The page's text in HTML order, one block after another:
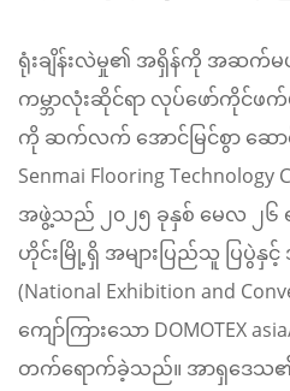
ရုံးချိန်းလဲမှု၏ အရှိန်ကို အဆက်မပ
ကမ္ဘာလုံးဆိုင်ရာ လုပ်ဖော်ကိုင်ဖက်မ
ကို ဆက်လက် အောင်မြင်စွာ ဆေ
Senmai Flooring
အဖွဲ့သည် ၂၀၂၅ ခုနှစ် မေလ ၂၆
ဟိုင်းမြို့ရှိ အများပြည်သူ ပြပွဲနှ
(National Exhibition and
ကျော်ကြားသော DOMOTEX
တက်ရောက်ခဲ့သည်။ အာရှဒေသ၏